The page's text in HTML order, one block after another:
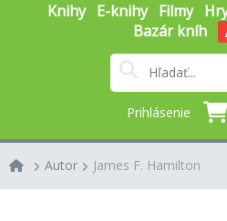
Knihy E-knihy Filmy
Bazár kníh
Prihlásenie
Autor James F. Hamilton